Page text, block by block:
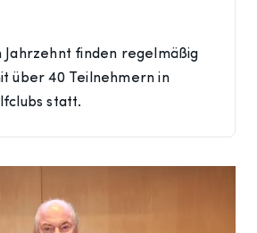
Jahrzehnt finden regelmäßig
über 40 Teilnehmern in
statt.